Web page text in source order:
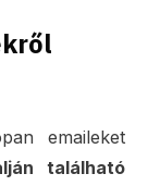
emaileket
található